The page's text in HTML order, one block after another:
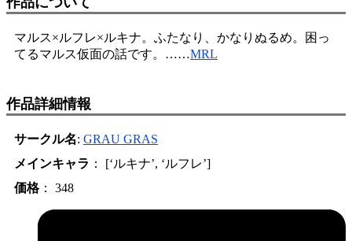
マルス×ルフレ×ルキナ。ふたなり、かなりぬるめ。困っ
てるマルス仮面の話です。……MRL
作品詳細情報
サークル名: GRAU GRAS
メインキャラ ： [‘ルキナ’, ‘ルフレ’]
価格： 348